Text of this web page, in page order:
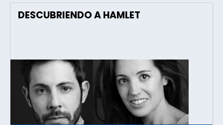
DESCUBRIENDO A HAMLET